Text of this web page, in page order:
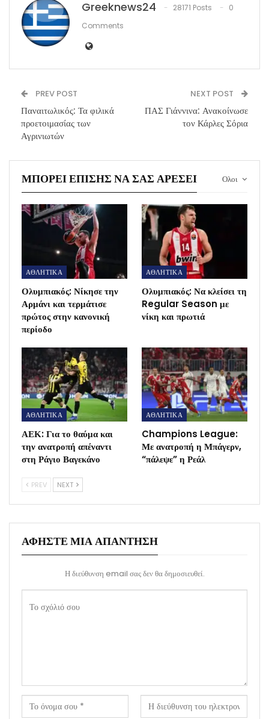
Greeknews24 28171 Posts
0
Comments
PREV POST
Παναιτωλικός: Τα φιλικά
προετοιμασίας των
Αγρινιωτών
NEXT POST
ΠΑΣ Γιάννινα: Ανακοίνωσε
τον Κάρλες Σόρια
Ολοι
ΜΠΟΡΕΊ ΕΠΊΣΗΣ ΝΑ ΣΑΣ ΑΡΈΣΕΙ
ΑΘΛΗΤΙΚΑ
Ολυμπιακός: Νίκησε την
Αρμάνι και τερμάτισε
πρώτος στην κανονική
περίοδο
ΑΘΛΗΤΙΚΑ
Ολυμπιακός: Να κλείσει τη
Regular Season με
νίκη και πρωτιά
ΑΘΛΗΤΙΚΑ
ΑΕΚ: Για το θαύμα και
την ανατροπή απέναντι
στη Ράγιο Βαγεκάνο
ΑΘΛΗΤΙΚΑ
Champions League:
Με ανατροπή η Μπάγερν,
“πάλεψε” η Ρεάλ
PREV NEXT
ΑΦΉΣΤΕ ΜΙΑ ΑΠΆΝΤΗΣΗ
Η διεύθυνση email σας δεν θα δημοσιευθεί.